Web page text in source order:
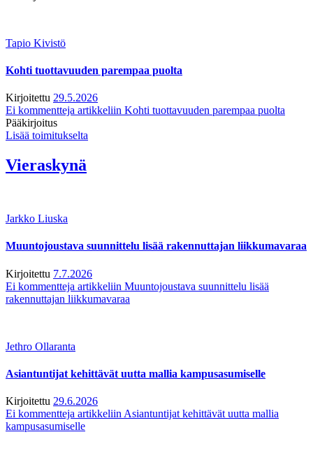
Tapio Kivistö
Kohti tuottavuuden parempaa puolta
Kirjoitettu 29.5.2026
Ei kommentteja artikkeliin Kohti tuottavuuden parempaa puolta
Pääkirjoitus
Lisää toimitukselta
Vieraskynä
Jarkko Liuska
Muuntojoustava suunnittelu lisää rakennuttajan liikkumavaraa
Kirjoitettu 7.7.2026
Ei kommentteja artikkeliin Muuntojoustava suunnittelu lisää
rakennuttajan liikkumavaraa
Jethro Ollaranta
Asiantuntijat kehittävät uutta mallia kampusasumiselle
Kirjoitettu 29.6.2026
Ei kommentteja artikkeliin Asiantuntijat kehittävät uutta mallia
kampusasumiselle